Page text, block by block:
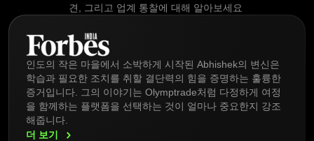
견, 그리고 업계 통찰에 대해 알아보세요
인도의 작은 마을에서 소박하게 시작된 Abhishek의 변신은
학습과 필요한 조치를 취할 결단력의 힘을 증명하는 훌륭한
증거입니다. 그의 이야기는 Olymptrade처럼 다정하게 여정
을 함께하는 플랫폼을 선택하는 것이 얼마나 중요한지 강조
해줍니다.
더 보기